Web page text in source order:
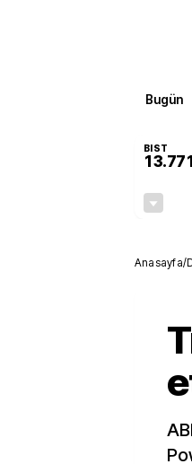
Bugün
BIST
Anasayfa/